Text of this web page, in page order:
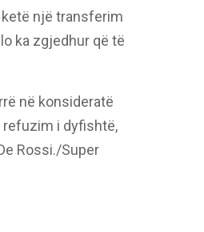
një transferim
ka zgjedhur që të
në konsideratë
refuzim i dyfishtë,
Rossi./Super